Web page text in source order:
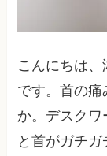
こんにちは
です。首の
か。デスクワ
と首がガチ